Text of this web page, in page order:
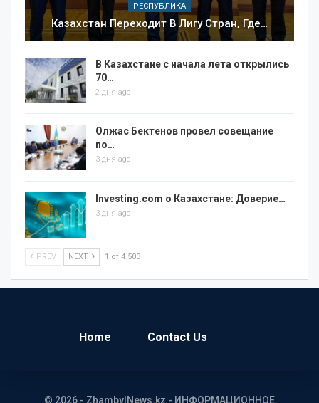
РЕСПУБЛИКА
Казахстан Переходит В Лигу Стран, Где…
В Казахстане с начала лета открылись
70…
2 дня ago
Олжас Бектенов провел совещание
по…
3 дня ago
Investing.com о Казахстане: Доверие…
3 дня ago
PREV NEXT 1 of 4 503
Home Contact Us
© 2026 - ZhambylNews.kz - ИНФОРМАЦИОННОЕ